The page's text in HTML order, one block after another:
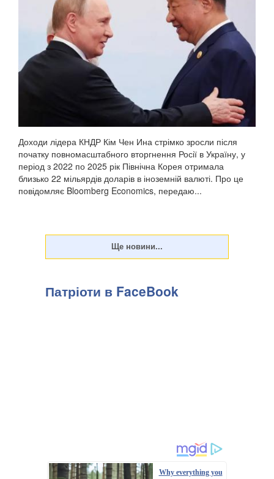
Доходи лідера КНДР Кім Чен Ина стрімко зросли після
початку повномасштабного вторгнення Росії в Україну, у
період з 2022 по 2025 рік Північна Корея отримала
близько 22 мільярдів доларів в іноземній валюті. Про це
повідомляє Bloomberg Economics, передаю...
Патріоти в FaceBook
Why everything you